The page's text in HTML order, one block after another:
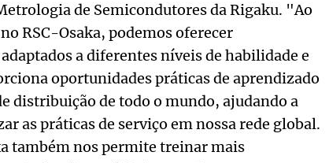
de Semicondutores da Rigaku. "Ao
RSC-Osaka, podemos oferecer
a diferentes níveis de habilidade e
oportunidades práticas de aprendizado
distribuição de todo o mundo, ajudando a
as práticas de serviço em nossa rede global.
também nos permite treinar mais